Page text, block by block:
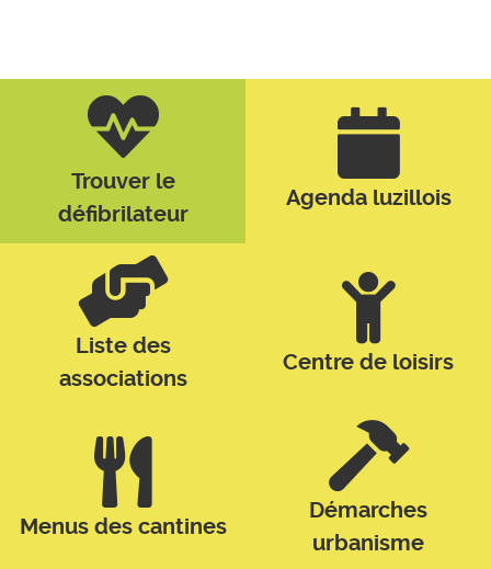
Trouver le
défibrilateur
Agenda luzillois
Liste des
associations
Centre de loisirs
Menus des cantines
Démarches
urbanisme